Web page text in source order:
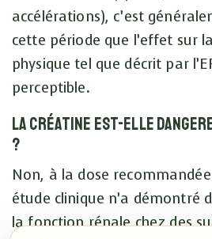
accélérations), c’est
cette période que l’effet sur
physique tel que décrit par
perceptible.
La créatine est-elle
?
Non, à la dose
étude clinique n’a démontré
la fonction rénale chez des